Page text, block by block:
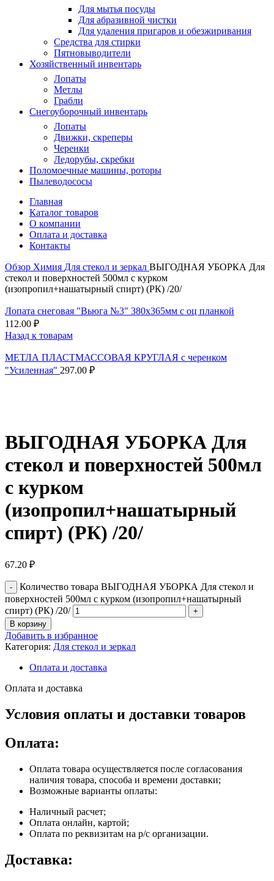
Для мытья посуды
Для абразивной чистки
Для удаления пригаров и обезжиривания
Средства для стирки
Пятновыводители
Хозяйственный инвентарь
Лопаты
Метлы
Грабли
Снегоуборочный инвентарь
Лопаты
Движки, скреперы
Черенки
Ледорубы, скребки
Поломоечные машины, роторы
Пылеводососы
Главная
Каталог товаров
О компании
Оплата и доставка
Контакты
Обзор Химия Для стекол и зеркал ВЫГОДНАЯ УБОРКА Для
стекол и поверхностей 500мл с курком
(изопропил+нашатырный спирт) (РК) /20/
Лопата снеговая "Вьюга №3" 380х365мм с оц планкой
112.00 ₽
Назад к товарам
МЕТЛА ПЛАСТМАССОВАЯ КРУГЛАЯ с черенком
"Усиленная" 297.00 ₽
ВЫГОДНАЯ УБОРКА Для
стекол и поверхностей 500мл
с курком
(изопропил+нашатырный
спирт) (РК) /20/
67.20 ₽
Количество товара ВЫГОДНАЯ УБОРКА Для стекол и
поверхностей 500мл с курком (изопропил+нашатырный
спирт) (РК) /20/
В корзину
Добавить в избранное
Категория: Для стекол и зеркал
Оплата и доставка
Оплата и доставка
Условия оплаты и доставки товаров
Оплата:
Оплата товара осуществляется после согласования
наличия товара, способа и времени доставки;
Возможные варианты оплаты:
Наличный расчет;
Оплата онлайн, картой;
Оплата по реквизитам на р/с организации.
Доставка: